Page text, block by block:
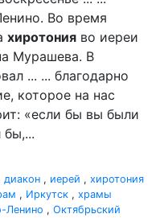
Во время
хиротония во иереи
Мурашева. В
... ... благодарно
которое на нас
«если бы вы были
диакон , иерей , хиротония
, Иркутск , храмы
Ленино , Октябрьский